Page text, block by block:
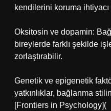
kendilerini koruma
Oksitosin ve dopamin:
bireylerde farklı şekilde
zorlaştırabilir.
Genetik ve epigenetik
yatkınlıklar, bağlanma
[Frontiers in Psychology](